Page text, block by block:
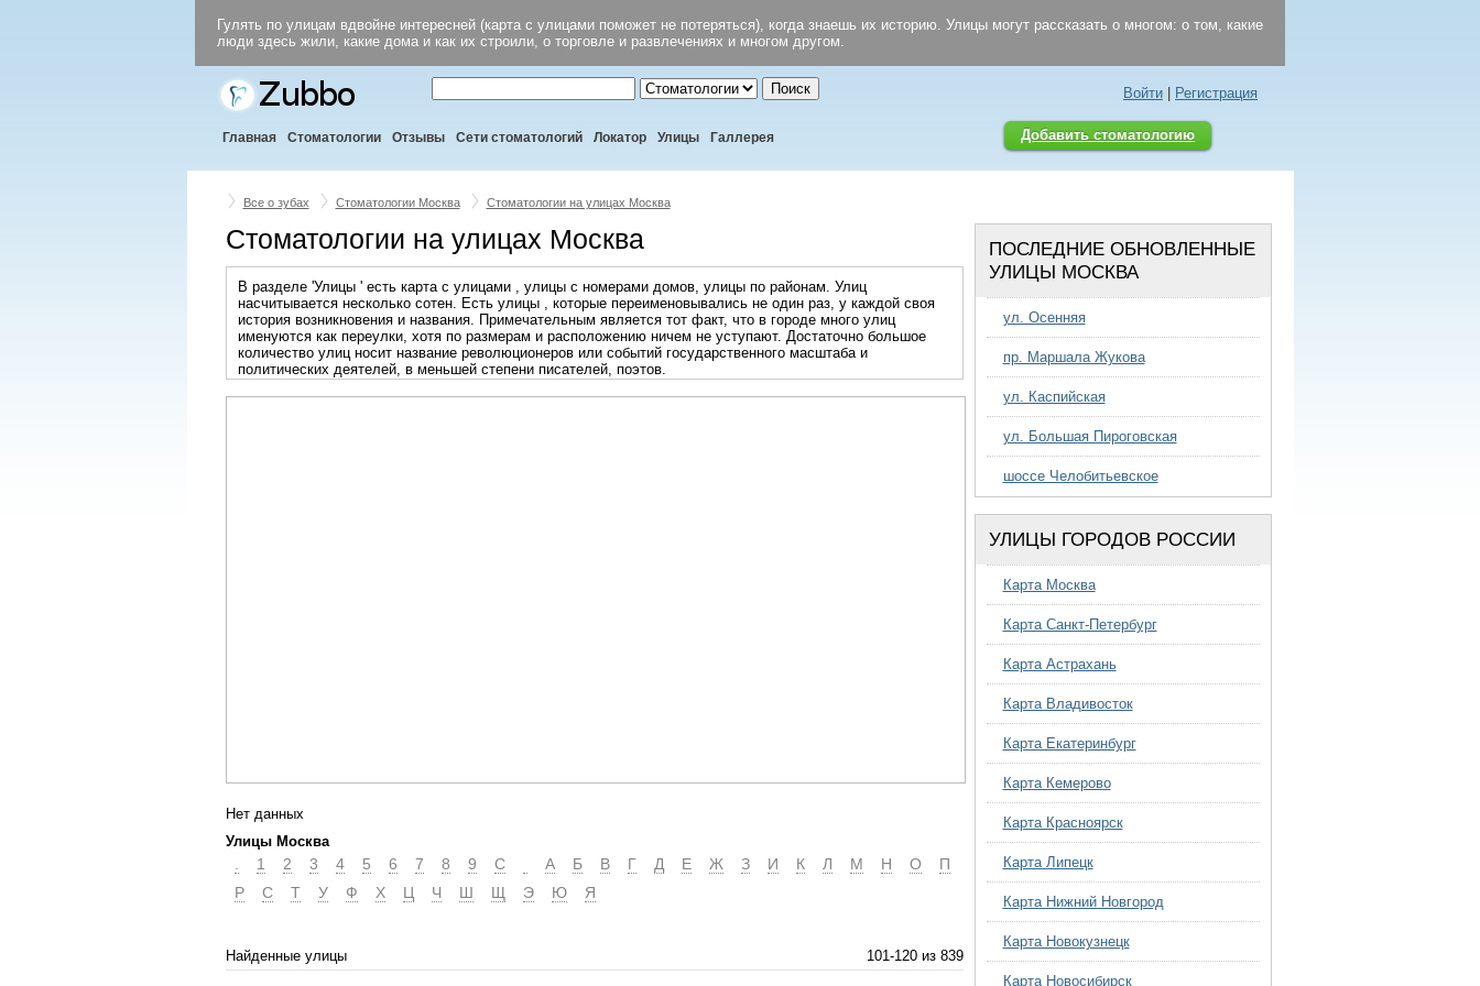
Гулять по улицам вдвойне интересней (карта с улицами поможет не потеряться), когда знаешь их историю. Улицы могут рассказать о многом: о том, какие
люди здесь жили, какие дома и как их строили, о торговле и развлечениях и многом другом.
Поиск Войти Регистрация
Главная Стоматологии Отзывы Сети стоматологий Локатор Улицы Галлерея Добавить стоматологию
Все о зубах Стоматологии Москва Стоматологии на улицах Москва
Стоматологии на улицах Москва
В разделе 'Улицы ' есть карта с улицами , улицы с номерами домов, улицы по районам. Улиц
насчитывается несколько сотен. Есть улицы , которые переименовывались не один раз, у каждой своя
история возникновения и названия. Примечательным является тот факт, что в городе много улиц
именуются как переулки, хотя по размерам и расположению ничем не уступают. Достаточно большое
количество улиц носит название революционеров или событий государственного масштаба и
политических деятелей, в меньшей степени писателей, поэтов.
Нет данных
Улицы Москва
1 2 3 4 5 6 7 8 9 C А Б В Г Д Е Ж З И К Л М Н О
П
Р
С Т У Ф Х Ц Ч Ш Щ Э Ю Я
Найденные улицы 101-120 из 839
ПОСЛЕДНИЕ ОБНОВЛЕННЫЕ
УЛИЦЫ МОСКВА
ул. Осенняя
пр. Маршала Жукова
ул. Каспийская
ул. Большая Пироговская
шоссе Челобитьевское
УЛИЦЫ ГОРОДОВ РОССИИ
Карта Москва
Карта Санкт-Петербург
Карта Астрахань
Карта Владивосток
Карта Екатеринбург
Карта Кемерово
Карта Красноярск
Карта Липецк
Карта Нижний Новгород
Карта Новокузнецк
Карта Новосибирск